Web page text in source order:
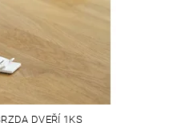
DVEŘÍ 1KS